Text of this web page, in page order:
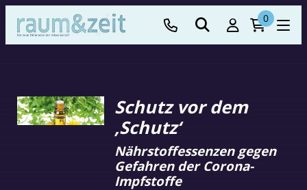
0
Schutz vor dem
‚Schutz‘
Nährstoffessenzen gegen
Gefahren der Corona-
Impfstoffe